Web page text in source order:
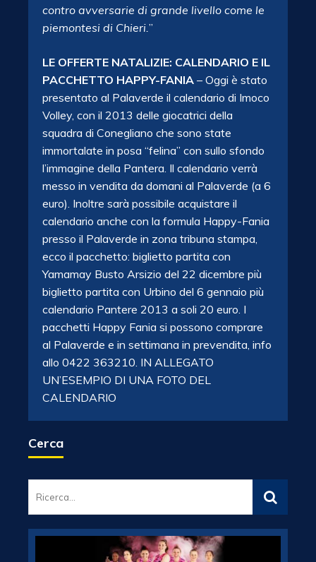
contro avversarie di grande livello come le
piemontesi di Chieri.”
LE OFFERTE NATALIZIE: CALENDARIO E IL
PACCHETTO HAPPY-FANIA – Oggi è stato
presentato al Palaverde il calendario di Imoco
Volley, con il 2013 delle giocatrici della
squadra di Conegliano che sono state
immortalate in posa “felina” con sullo sfondo
l’immagine della Pantera. Il calendario verrà
messo in vendita da domani al Palaverde (a 6
euro). Inoltre sarà possibile acquistare il
calendario anche con la formula Happy-Fania
presso il Palaverde in zona tribuna stampa,
ecco il pacchetto: biglietto partita con
Yamamay Busto Arsizio del 22 dicembre più
biglietto partita con Urbino del 6 gennaio più
calendario Pantere 2013 a soli 20 euro. I
pacchetti Happy Fania si possono comprare
al Palaverde e in settimana in prevendita, info
allo 0422 363210. IN ALLEGATO
UN’ESEMPIO DI UNA FOTO DEL
CALENDARIO
Cerca